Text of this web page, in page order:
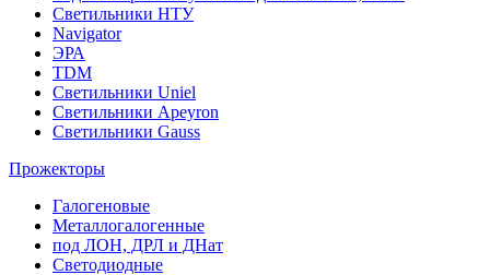
Светильники НТУ
Navigator
ЭРА
TDM
Светильники Uniel
Светильники Apeyron
Светильники Gauss
Прожекторы
Галогеновые
Металлогалогенные
под ЛОН, ДРЛ и ДНат
Светодиодные